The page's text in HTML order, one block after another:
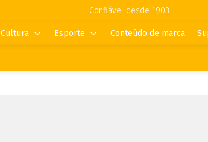
Confiável desde 1903.
Cultura Esporte Conteúdo de marca